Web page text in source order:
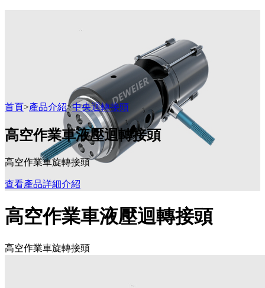
首頁>產品介紹>中央迴轉接頭
高空作業車液壓迴轉接頭
高空作業車旋轉接頭
查看產品詳細介紹
高空作業車液壓迴轉接頭
高空作業車旋轉接頭